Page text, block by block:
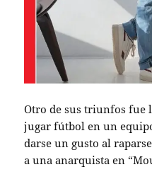
Otro de sus triunfos fue
jugar fútbol en un
darse un gusto al
a una anarquista en